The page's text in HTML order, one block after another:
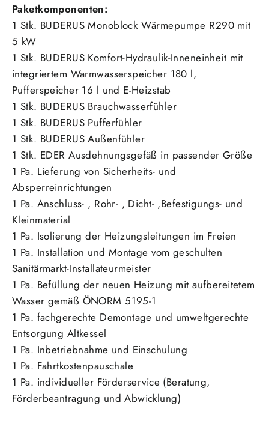
Paketkomponenten:
1 Stk. BUDERUS Monoblock Wärmepumpe R290 mit
5 kW
1 Stk. BUDERUS Komfort-Hydraulik-Inneneinheit mit
integriertem Warmwasserspeicher 180 l,
Pufferspeicher 16 l und E-Heizstab
1 Stk. BUDERUS Brauchwasserfühler
1 Stk. BUDERUS Pufferfühler
1 Stk. BUDERUS Außenfühler
1 Stk. EDER Ausdehnungsgefäß in passender Größe
1 Pa. Lieferung von Sicherheits- und
Absperreinrichtungen
1 Pa. Anschluss- , Rohr- , Dicht- ,Befestigungs- und
Kleinmaterial
1 Pa. Isolierung der Heizungsleitungen im Freien
1 Pa. Installation und Montage vom geschulten
Sanitärmarkt-Installateurmeister
1 Pa. Befüllung der neuen Heizung mit aufbereitetem
Wasser gemäß ÖNORM 5195-1
1 Pa. fachgerechte Demontage und umweltgerechte
Entsorgung Altkessel
1 Pa. Inbetriebnahme und Einschulung
1 Pa. Fahrtkostenpauschale
1 Pa. individueller Förderservice (Beratung,
Förderbeantragung und Abwicklung)